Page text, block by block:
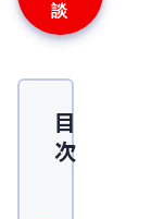
談
目
次